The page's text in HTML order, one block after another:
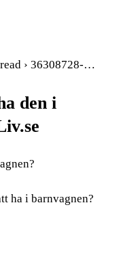
› 36308728-…
den i
ha i barnvagnen?